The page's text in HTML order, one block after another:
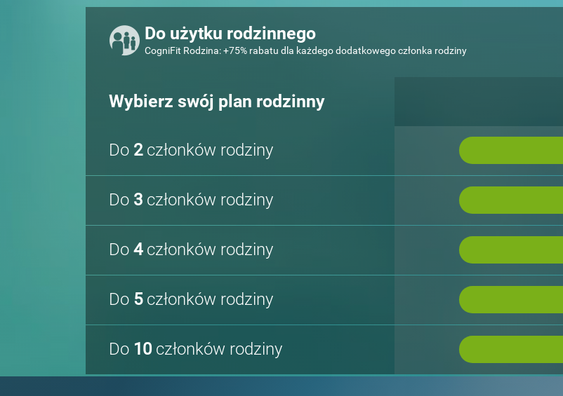
Do użytku rodzinnego
CogniFit Rodzina: +75% rabatu dla każdego dodatkowego członka rodziny
Wybierz swój plan rodzinny
Do 2członków rodziny
Do 3 członków rodziny
Do 4członków rodziny
Do 5członków rodziny
Do 10 członków rodziny